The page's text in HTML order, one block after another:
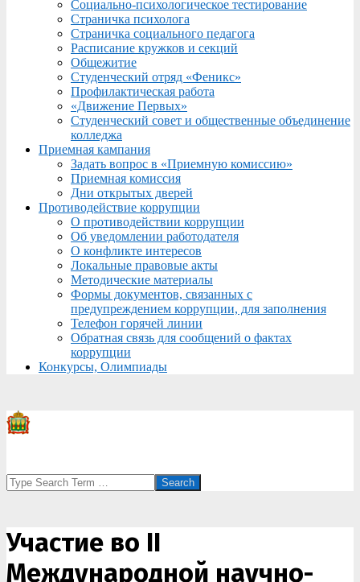
Социально-психологическое тестирование
Страничка психолога
Страничка социального педагога
Расписание кружков и секций
Общежитие
Студенческий отряд «Феникс»
Профилактическая работа
«Движение Первых»
Студенческий совет и общественные объединение
колледжа
Приемная кампания
Задать вопрос в «Приемную комиссию»
Приемная комиссия
Дни открытых дверей
Противодействие коррупции
О противодействии коррупции
Об уведомлении работодателя
О конфликте интересов
Локальные правовые акты
Методические материалы
Формы документов, связанных с
предупреждением коррупции, для заполнения
Телефон горячей линии
Обратная связь для сообщений о фактах
коррупции
Конкурсы, Олимпиады
Search
Участие во II
Международной научно-